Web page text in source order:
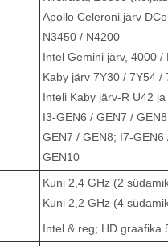
Apollo Celeroni järv
N3450 / N4200
Intel Gemini järv, 4000 /
Kaby järv 7Y30 / 7Y54 /
Inteli Kaby järv-R U42
I3-GEN6 / GEN7 /
GEN7 / GEN8; I7-
GEN10
Kuni 2,4 GHz (2
Kuni 2,2 GHz (4
Intel & reg; HD graafika